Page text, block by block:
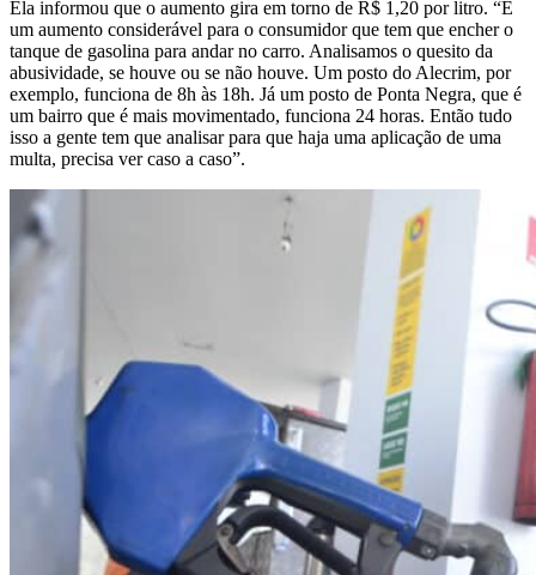
Ela informou que o aumento gira em torno de R$ 1,20 por litro. “É
um aumento considerável para o consumidor que tem que encher o
tanque de gasolina para andar no carro. Analisamos o quesito da
abusividade, se houve ou se não houve. Um posto do Alecrim, por
exemplo, funciona de 8h às 18h. Já um posto de Ponta Negra, que é
um bairro que é mais movimentado, funciona 24 horas. Então tudo
isso a gente tem que analisar para que haja uma aplicação de uma
multa, precisa ver caso a caso”.